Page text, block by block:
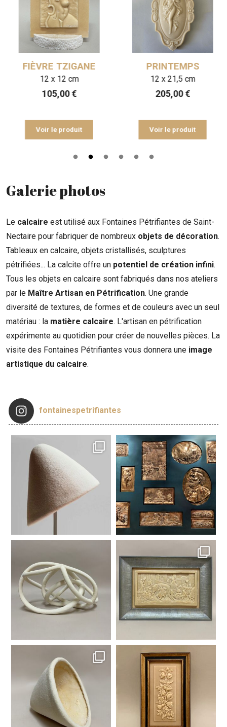
FIÈVRE TZIGANE
12 x 12 cm
105,00€
Voir le produit
PRINTEMPS
12 x 21,5 cm
205,00€
Voir le produit
Galerie photos
Le calcaire est utilisé aux Fontaines Pétrifiantes de Saint-
Nectaire pour fabriquer de nombreux objets de décoration.
Tableaux en calcaire, objets cristallisés, sculptures
pétrifiées... La calcite offre un potentiel de création infini.
Tous les objets en calcaire sont fabriqués dans nos ateliers
par le Maître Artisan en Pétrification. Une grande
diversité de textures, de formes et de couleurs avec un seul
matériau : la matière calcaire. L'artisan en pétrification
expérimente au quotidien pour créer de nouvelles pièces. La
visite des Fontaines Pétrifiantes vous donnera une image
artistique du calcaire.
fontainespetrifiantes